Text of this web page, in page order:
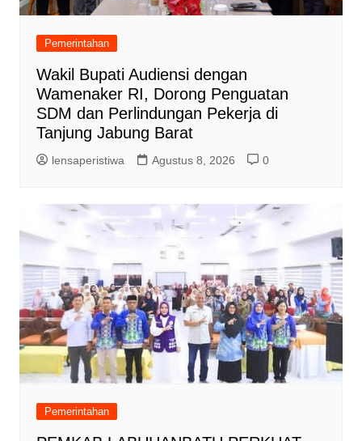
Pemerintahan
Wakil Bupati Audiensi dengan
Wamenaker RI, Dorong Penguatan
SDM dan Perlindungan Pekerja di
Tanjung Jabung Barat
lensaperistiwa Agustus 8, 2026 0
Pemerintahan